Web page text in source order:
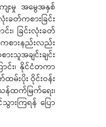
ေးမှု အမွေအနှစ်
ခတ်ကစားခြင်း
၊ ခြင်းလုံးခတ်
စားနည်းလည်း
သူအချင်းချင်း
င်း၊ နိုင်ငံတကာ
မ်းပိုး ဝိုင်းဝန်း
န်ထက်မြက်ရေး၊
ားကြရန် ပြော